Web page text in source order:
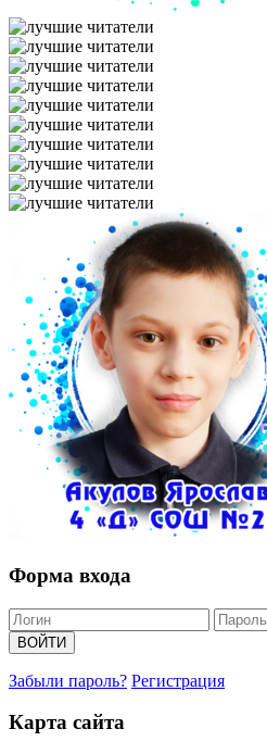
Форма входа
Забыли пароль? Регистрация
Карта сайта